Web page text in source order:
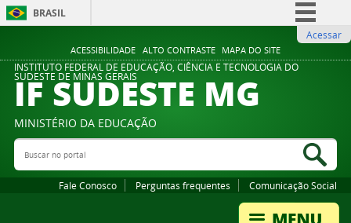
ACESSIBILIDADE ALTO CONTRASTE MAPA DO SITE
BRASIL
Comunica BR
Participe
Legislação
Acessar
INSTITUTO FEDERAL DE EDUCAÇÃO, CIÊNCIA E TECNOLOGIA DO
SUDESTE DE MINAS GERAIS
IF SUDESTE MG
MINISTÉRIO DA EDUCAÇÃO
Buscar no portal
Fale Conosco Perguntas frequentes Comunicação Social